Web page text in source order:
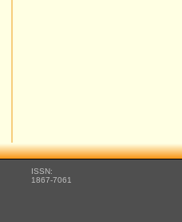
ISSN:
1867-7061